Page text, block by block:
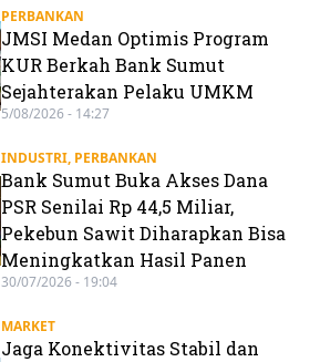
PERBANKAN
JMSI Medan Optimis Program
KUR Berkah Bank Sumut
Sejahterakan Pelaku UMKM
5/08/2026 - 14:27
INDUSTRI, PERBANKAN
Bank Sumut Buka Akses Dana
PSR Senilai Rp 44,5 Miliar,
Pekebun Sawit Diharapkan Bisa
Meningkatkan Hasil Panen
30/07/2026 - 19:04
MARKET
Jaga Konektivitas Stabil dan